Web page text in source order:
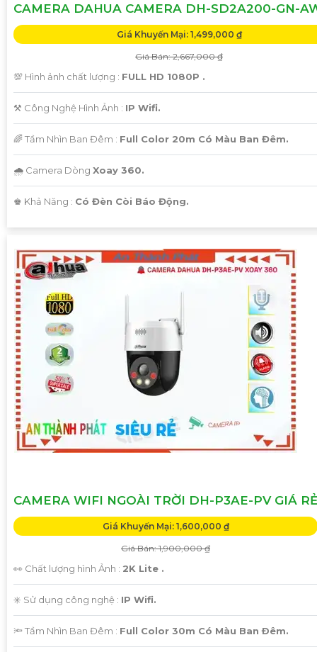
CAMERA DAHUA CAMERA DH-SD2A200-GN-
Giá Khuyến Mại: 1,499,000 ₫
Giá Bán: 2,667,000 ₫
💯 Hình ảnh chất lượng : FULL HD 1080P .
⚒ Công Nghệ Hình Ảnh : IP Wifi.
🌈 Tầm Nhìn Ban Đêm : Full Color 20m Có Màu Ban Đêm.
🌧️ Camera Dòng Xoay 360.
️♚ Khả Năng : Có Đèn Còi Báo Động.
CAMERA WIFI NGOÀI TRỜI DH-P3AE-PV GIÁ RẺ
Giá Khuyến Mại: 1,600,000 ₫
Giá Bán: 1,900,000 ₫
👀 Chất lượng hình Ảnh : 2K Lite .
✳️ Sử dụng công nghệ : IP Wifi.
🔦 Tầm Nhìn Ban Đêm : Full Color 30m Có Màu Ban Ðêm.